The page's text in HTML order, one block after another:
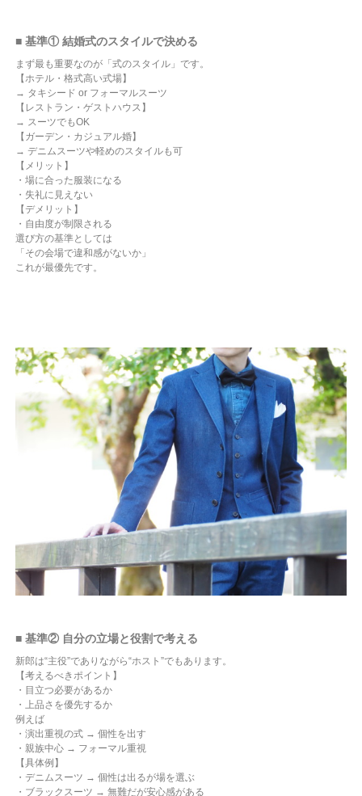
■ 基準① 結婚式のスタイルで決める
まず最も重要なのが「式のスタイル」です。
【ホテル・格式高い式場】
→ タキシード or フォーマルスーツ
【レストラン・ゲストハウス】
→ スーツでもOK
【ガーデン・カジュアル婚】
→ デニムスーツや軽めのスタイルも可
【メリット】
・場に合った服装になる
・失礼に見えない
【デメリット】
・自由度が制限される
選び方の基準としては
「その会場で違和感がないか」
これが最優先です。
■ 基準② 自分の立場と役割で考える
新郎は“主役”でありながら“ホスト”でもあります。
【考えるべきポイント】
・目立つ必要があるか
・上品さを優先するか
例えば
・演出重視の式 → 個性を出す
・親族中心 → フォーマル重視
【具体例】
・デニムスーツ → 個性は出るが場を選ぶ
・ブラックスーツ → 無難だが安心感がある